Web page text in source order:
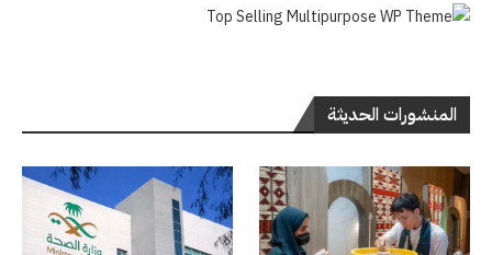
المنشورات الحديثة